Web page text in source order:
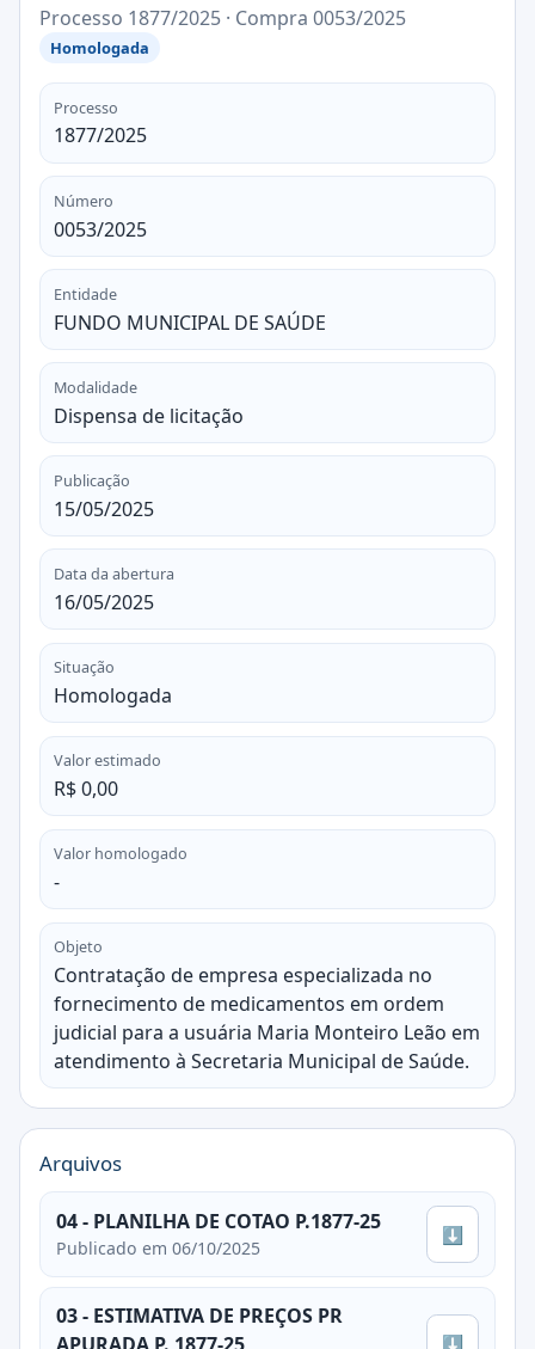
Processo 1877/2025 · Compra 0053/2025
Homologada
Processo
1877/2025
Número
0053/2025
Entidade
FUNDO MUNICIPAL DE SAÚDE
Modalidade
Dispensa de licitação
Publicação
15/05/2025
Data da abertura
16/05/2025
Situação
Homologada
Valor estimado
R$ 0,00
Valor homologado
-
Objeto
Contratação de empresa especializada no
fornecimento de medicamentos em ordem
judicial para a usuária Maria Monteiro Leão em
atendimento à Secretaria Municipal de Saúde.
Arquivos
04 - PLANILHA DE COTAO P.1877-25
Publicado em 06/10/2025
⬇
03 - ESTIMATIVA DE PREÇOS PR
⬇